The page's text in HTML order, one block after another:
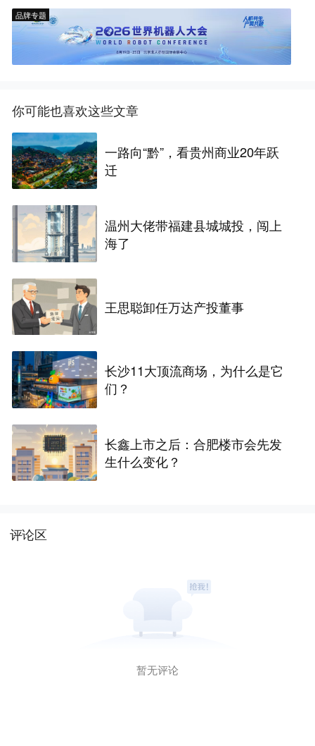
品牌专题
你可能也喜欢这些文章
一路向“黔”，看贵州商业20年跃
迁
温州大佬带福建县城城投，闯上
海了
王思聪卸任万达产投董事
长沙11大顶流商场，为什么是它
们？
长鑫上市之后：合肥楼市会先发
生什么变化？
评论区
暂无评论